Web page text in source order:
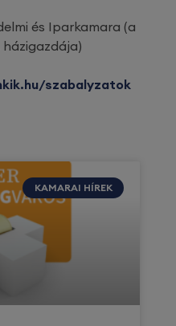
és Iparkamara (a
szabalyzatok
KAMARAI HÍREK